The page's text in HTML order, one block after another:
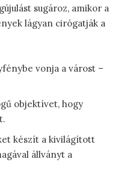
sugároz, amikor a
lágyan cirógatják a
vonja a várost –
objektívet, hogy
készít a kivilágított
állványt a